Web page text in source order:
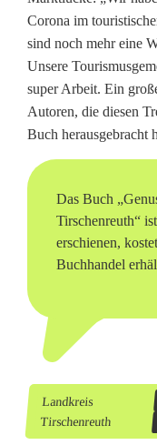
Corona im
sind noch mehr eine
Unsere
super Arbeit. Ein
Autoren, die diesen
Buch herausgebracht
Das Buch
Tirschenreuth“
erschienen,
Buchhandel
Landkreis
Tirschenreuth